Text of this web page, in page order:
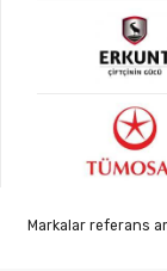
Markalar referans